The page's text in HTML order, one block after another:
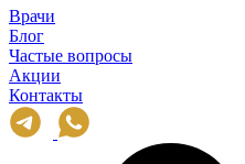
Врачи
Блог
Частые вопросы
Акции
Контакты